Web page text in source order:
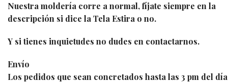
Nuestra moldería corre a normal, fíjate siempre en la
descripción si dice la Tela Estira o no.
Y si tienes inquietudes no dudes en contactarnos.
Envío
Los pedidos que sean concretados hasta las 3 pm del día